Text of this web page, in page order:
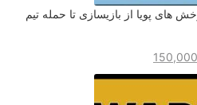
های پویا از بازیسازی تا حمله تیم